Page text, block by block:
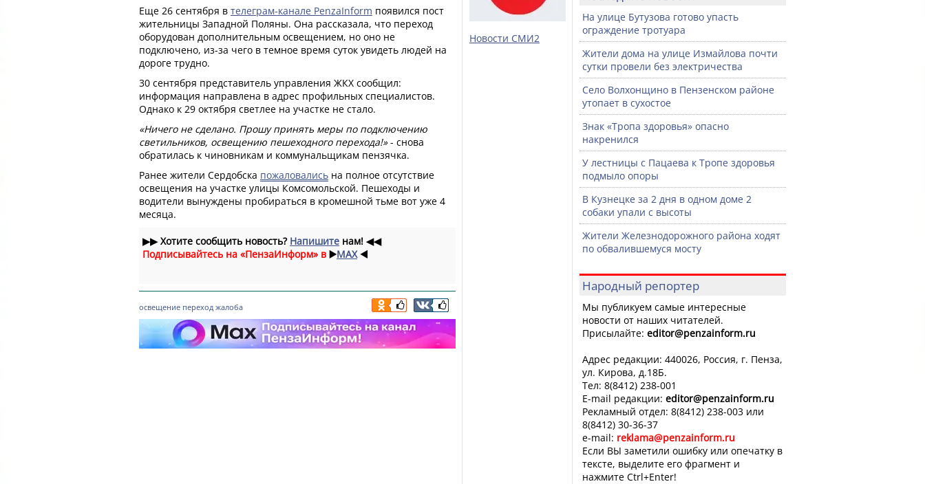
Еще 26 сентября в телеграм-канале PenzaInform появился пост
жительницы Западной Поляны. Она рассказала, что переход
оборудован дополнительным освещением, но оно не
подключено, из-за чего в темное время суток увидеть людей на
дороге трудно.
30 сентября представитель управления ЖКХ сообщил:
информация направлена в адрес профильных специалистов.
Однако к 29 октября светлее на участке не стало.
«Ничего не сделано. Прошу принять меры по подключению
светильников, освещению пешеходного перехода!»- снова
обратилась к чиновникам и коммунальщикам пензячка.
Ранее жители Сердобска пожаловались на полное отсутствие
освещения на участке улицы Комсомольской. Пешеходы и
водители вынуждены пробираться в кромешной тьме вот уже 4
месяца.
▶▶Хотите сообщить новость? Напишите нам! ◀◀
Подписывайтесь на «ПензаИнформ» в ▶️MAX ◀️
освещение переход жалоба
Новости СМИ2
На улице Бутузова готово упасть
ограждение тротуара
Жители дома на улице Измайлова почти
сутки провели без электричества
Село Волхонщино в Пензенском районе
утопает в сухостое
Знак «Тропа здоровья» опасно
накренился
У лестницы с Пацаева к Тропе здоровья
подмыло опоры
В Кузнецке за 2 дня в одном доме 2
собаки упали с высоты
Жители Железнодорожного района ходят
по обвалившемуся мосту
Народный репортер
Мы публикуем самые интересные
новости от наших читателей.
Присылайте: editor@penzainform.ru
Адрес редакции: 440026, Россия, г. Пенза,
ул. Кирова, д.18Б.
Тел: 8(8412) 238-001
E-mail редакции: editor@penzainform.ru
Рекламный отдел: 8(8412) 238-003 или
8(8412) 30-36-37
e-mail: reklama@penzainform.ru
Если ВЫ заметили ошибку или опечатку в
тексте, выделите его фрагмент и
нажмите Ctrl+Enter!